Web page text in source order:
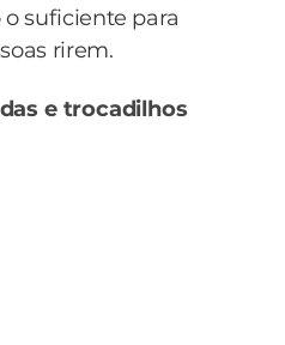
suficiente para
rirem.
e trocadilhos